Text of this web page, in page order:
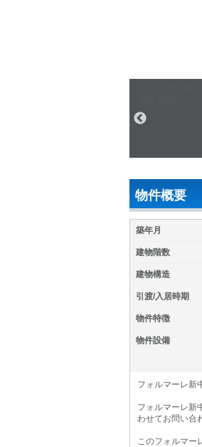
物件概要
築年月
建物階数
建物構造
引渡/入居時期
物件特徴
物件設備
フォルマーレ新
フォルマーレ新
わせてお問い合
このフォルマー